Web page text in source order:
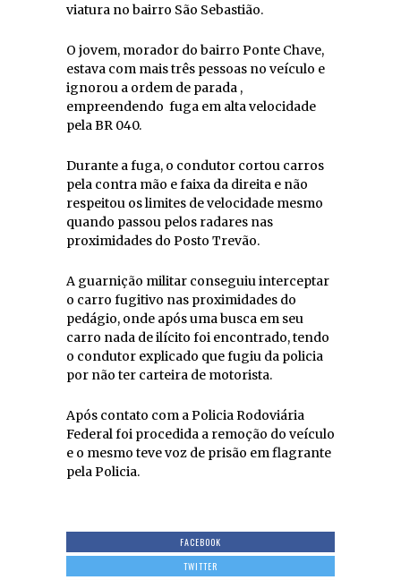
viatura no bairro São Sebastião.
O jovem, morador do bairro Ponte Chave,
estava com mais três pessoas no veículo e
ignorou a ordem de parada ,
empreendendo fuga em alta velocidade
pela BR 040.
Durante a fuga, o condutor cortou carros
pela contra mão e faixa da direita e não
respeitou os limites de velocidade mesmo
quando passou pelos radares nas
proximidades do Posto Trevão.
A guarnição militar conseguiu interceptar
o carro fugitivo nas proximidades do
pedágio, onde após uma busca em seu
carro nada de ilícito foi encontrado, tendo
o condutor explicado que fugiu da policia
por não ter carteira de motorista.
Após contato com a Policia Rodoviária
Federal foi procedida a remoção do veículo
e o mesmo teve voz de prisão em flagrante
pela Policia.
FACEBOOK
TWITTER